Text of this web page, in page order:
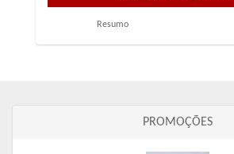
Resumo
PROMOÇÕES